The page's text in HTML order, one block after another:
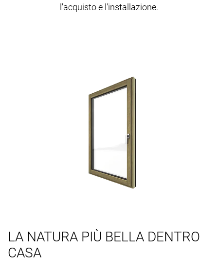
l'acquisto e l'installazione.
LA NATURA PIÙ BELLA DENTRO
CASA